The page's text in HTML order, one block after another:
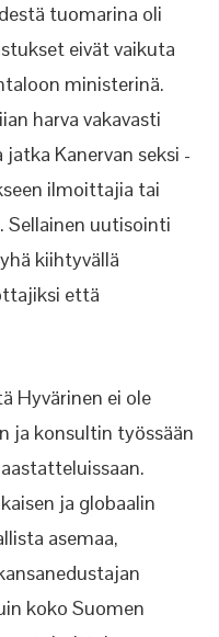
tuomarina oli
eivät vaikuta
ministerinä.
harva vakavasti
Kanervan seksi -
ilmoittajia tai
uutisointi
kiihtyvällä
että
Hyvärinen ei ole
ja konsultin työssään
ja globaalin
asemaa,
koko Suomen